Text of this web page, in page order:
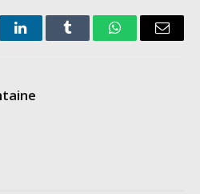
LinkedInTumblr WhatsAppEmail